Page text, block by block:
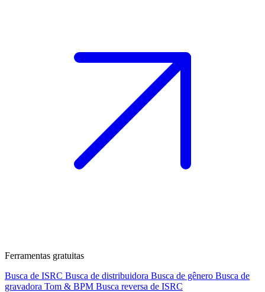
Ferramentas gratuitas
Busca de ISRC Busca de distribuidora Busca de gênero Busca de
gravadora Tom & BPM Busca reversa de ISRC